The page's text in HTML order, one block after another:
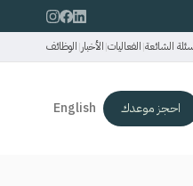
الشائعة|الفعاليات|الأخبار|الوظائف
احجز موعدك English